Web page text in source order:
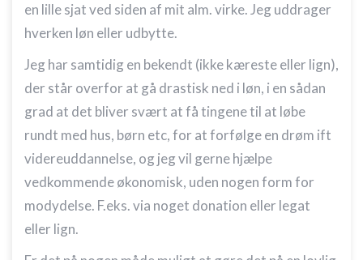
en lille sjat ved siden af mit alm. virke. Jeg uddrager
hverken løn eller udbytte.
Jeg har samtidig en bekendt (ikke kæreste eller lign),
der står overfor at gå drastisk ned i løn, i en sådan
grad at det bliver svært at få tingene til at løbe
rundt med hus, børn etc, for at forfølge en drøm ift
videreuddannelse, og jeg vil gerne hjælpe
vedkommende økonomisk, uden nogen form for
modydelse. F.eks. via noget donation eller legat
eller lign.